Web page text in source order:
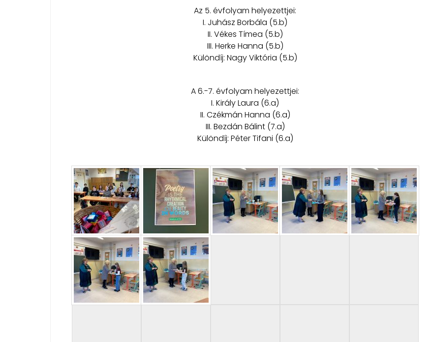
Az 5. évfolyam helyezettjei:
I. Juhász Borbála (5.b)
II. Vékes Tímea (5.b)
III. Herke Hanna (5.b)
Különdíj: Nagy Viktória (5.b)
A 6.-7. évfolyam helyezettjei:
I. Király Laura (6.a)
II. Czékmán Hanna (6.a)
III. Bezdán Bálint (7.a)
Különdíj: Péter Tifani (6.a)